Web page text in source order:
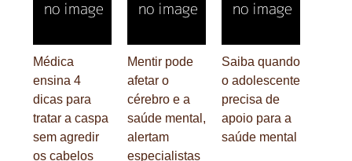
Médica
ensina 4
dicas para
tratar a caspa
sem agredir
os cabelos
Mentir pode
afetar o
cérebro e a
saúde mental,
alertam
especialistas
Saiba quando
o adolescente
precisa de
apoio para a
saúde mental